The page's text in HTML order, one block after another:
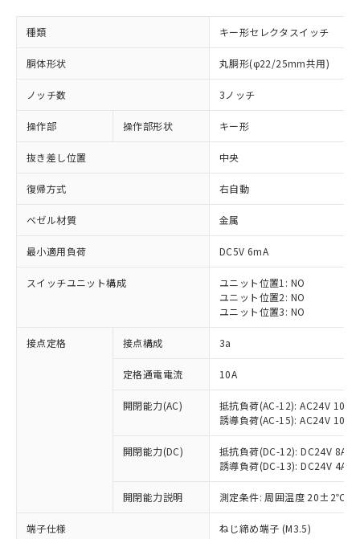
種類 キー形セレクタスイッチ
胴体形状 丸胴形(φ22/25mm共用)
ノッチ数 3ノッチ
操作部 操作部形状 キー形
抜き差し位置 中央
復帰方式 右自動
ベゼル材質 金属
最小適用負荷 DC5V 6mA
スイッチユニット構成
ユニット位置1: NO
ユニット位置2: NO
ユニット位置3: NO
接点定格 接点構成 3a
定格通電電流 10A
開閉能力(AC)
抵抗負荷(AC-12): AC24V 10A/
誘導負荷(AC-15): AC24V
開閉能力(DC)
抵抗負荷(DC-12): DC24V 8A/
誘導負荷(DC-13): DC24V 4A/
開閉能力説明 測定条件: 周囲温度 20±2℃、
端子仕様 ねじ締め端子 (M3.5)
ご利用条件
対応済み：EU RoHS指令（10物質）の
非含有に対応した製品が提供可能な商品で
対応予定：EU RoHS指令（10物質）の非含
有に対応した製品に切り替える予定のある
対応予定なし：EU RoHS指令（10物質）の